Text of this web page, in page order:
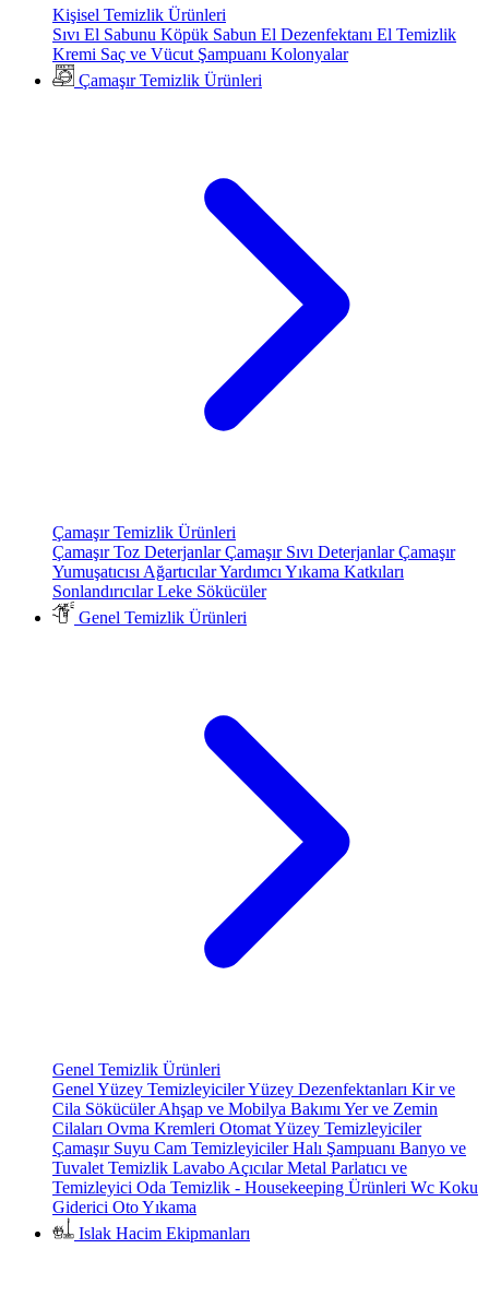
Kişisel Temizlik Ürünleri
Sıvı El Sabunu Köpük Sabun El Dezenfektanı El Temizlik
Kremi Saç ve Vücut Şampuanı Kolonyalar
Çamaşır Temizlik Ürünleri
Çamaşır Temizlik Ürünleri
Çamaşır Toz DeterjanlarÇamaşır Sıvı DeterjanlarÇamaşır
Yumuşatıcısı AğartıcılarYardımcı Yıkama Katkıları
SonlandırıcılarLeke Sökücüler
Genel Temizlik Ürünleri
Genel Temizlik Ürünleri
Genel Yüzey TemizleyicilerYüzey Dezenfektanları Kir ve
Cila SökücülerAhşap ve Mobilya Bakımı Yer ve Zemin
Cilaları Ovma Kremleri Otomat Yüzey Temizleyiciler
Çamaşır Suyu Cam TemizleyicilerHalı Şampuanı Banyo ve
Tuvalet Temizlik Lavabo AçıcılarMetal Parlatıcı ve
Temizleyici Oda Temizlik - Housekeeping Ürünleri Wc Koku
Giderici Oto Yıkama
Islak Hacim Ekipmanları